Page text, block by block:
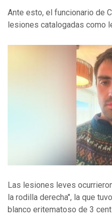
Ante esto, el funcionario de
lesiones catalogadas como
Las lesiones leves
la rodilla derecha", la que
blanco eritematoso de 3